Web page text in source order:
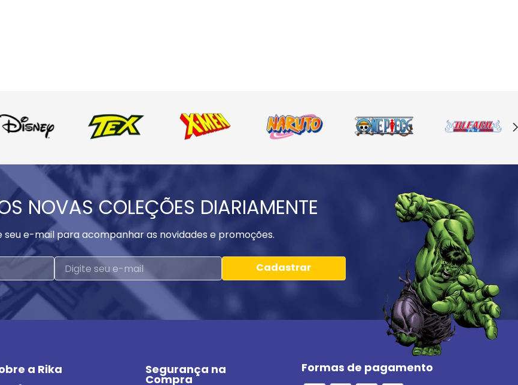
NOVAS COLEÇÕES DIARIAMENTE
seu e-mail para acompanhar as novidades e promoções.
Cadastrar
a Rika Segurança na
Compra
Formas de pagamento